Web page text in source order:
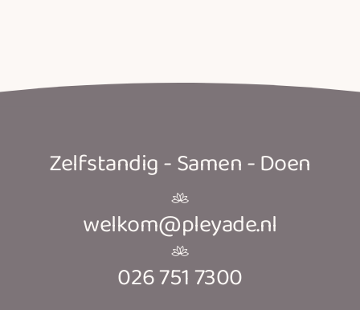
Zelfstandig - Samen - Doen
welkom@pleyade.nl
026 751 7300